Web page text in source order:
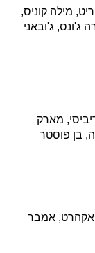
, מילה קוניס,
ג'ונס, ג'ובאני
, מארק
, בן פוסטר
אקהרט, אמבר